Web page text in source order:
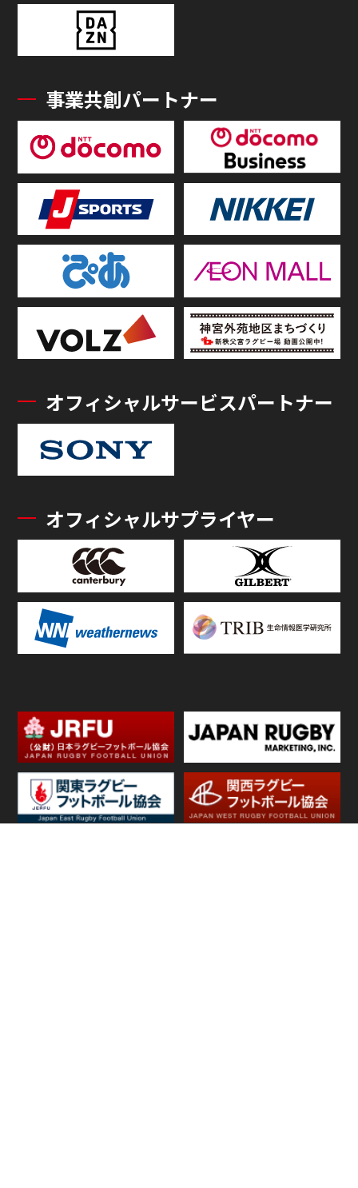
事業共創パートナー
オフィシャルサービスパートナー
オフィシャルサプライヤー